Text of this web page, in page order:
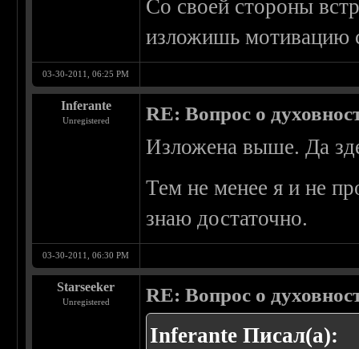
Со своей стороны
изложишь мотивацию
03-30-2011, 06:25 PM
Inferante
Unregistered RE: Вопрос о
Изложена выше. Да
Тем не менее я и не
знаю достаточно.
03-30-2011, 06:30 PM
Starseeker
Unregistered RE: Вопрос о
Inferante Писал(а):